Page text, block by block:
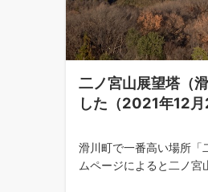
二ノ宮山展望塔（
した（2021年12月
滑川町で一番高い場所「
ムページによると二ノ宮